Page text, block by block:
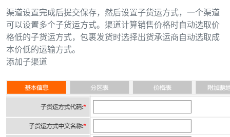
渠道设置完成后提交保存，然后设置子货运方式，一个渠道
可以设置多个子货运方式。渠道计算销售价格时自动选取价
格低的子货运方式，包裹发货时选择出货承运商自动选取成
本价低的运输方式。
添加子渠道